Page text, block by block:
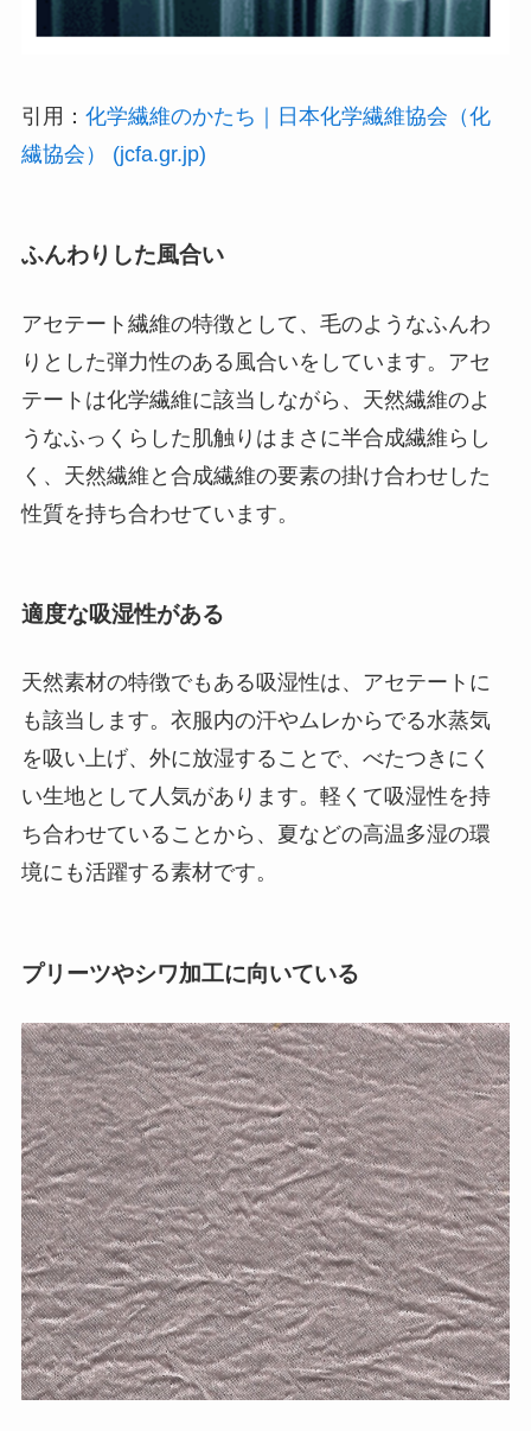
引用： 化学繊維のかたち｜日本化学繊維協会（化
繊協会） (jcfa.gr.jp)
ふんわりした風合い
アセテート繊維の特徴として、毛のようなふんわ
りとした弾力性のある風合いをしています。アセ
テートは化学繊維に該当しながら、天然繊維のよ
うなふっくらした肌触りはまさに半合成繊維らし
く、天然繊維と合成繊維の要素の掛け合わせした
性質を持ち合わせています。
適度な吸湿性がある
天然素材の特徴でもある吸湿性は、アセテートに
も該当します。衣服内の汗やムレからでる水蒸気
を吸い上げ、外に放湿することで、べたつきにく
い生地として人気があります。軽くて吸湿性を持
ち合わせていることから、夏などの高温多湿の環
境にも活躍する素材です。
プリーツやシワ加工に向いている